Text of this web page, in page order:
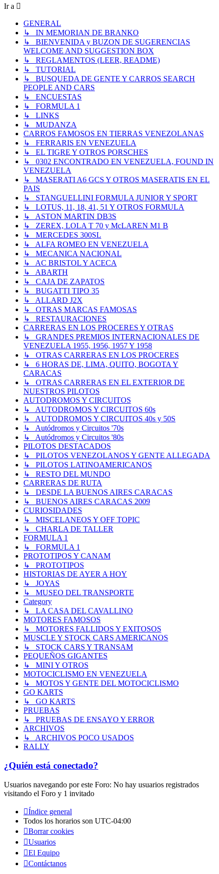
Ir a
GENERAL
↳ IN MEMORIAN DE BRANKO
↳ BIENVENIDA y BUZON DE SUGERENCIAS
WELCOME AND SUGGESTION BOX
↳ REGLAMENTOS (LEER, README)
↳ TUTORIAL
↳ BUSQUEDA DE GENTE Y CARROS SEARCH
PEOPLE AND CARS
↳ ENCUESTAS
↳ FORMULA 1
↳ LINKS
↳ MUDANZA
CARROS FAMOSOS EN TIERRAS VENEZOLANAS
↳ FERRARIS EN VENEZUELA
↳ EL TIGRE Y OTROS PORSCHES
↳ 0302 ENCONTRADO EN VENEZUELA, FOUND IN
VENEZUELA
↳ MASERATI A6 GCS Y OTROS MASERATIS EN EL
PAIS
↳ STANGUELLINI FORMULA JUNIOR Y SPORT
↳ LOTUS, 11, 18, 41, 51 Y OTROS FORMULA
↳ ASTON MARTIN DB3S
↳ ZEREX, LOLA T 70 y McLAREN M1 B
↳ MERCEDES 300SL
↳ ALFA ROMEO EN VENEZUELA
↳ MECANICA NACIONAL
↳ AC BRISTOL Y ACECA
↳ ABARTH
↳ CAJA DE ZAPATOS
↳ BUGATTI TIPO 35
↳ ALLARD J2X
↳ OTRAS MARCAS FAMOSAS
↳ RESTAURACIONES
CARRERAS EN LOS PROCERES Y OTRAS
↳ GRANDES PREMIOS INTERNACIONALES DE
VENEZUELA 1955, 1956, 1957 Y 1958
↳ OTRAS CARRERAS EN LOS PROCERES
↳ 6 HORAS DE, LIMA, QUITO, BOGOTA Y
CARACAS
↳ OTRAS CARRERAS EN EL EXTERIOR DE
NUESTROS PILOTOS
AUTODROMOS Y CIRCUITOS
↳ AUTODROMOS Y CIRCUITOS 60s
↳ AUTODROMOS Y CIRCUITOS 40s y 50S
↳ Autódromos y Circuitos '70s
↳ Autódromos y Circuitos '80s
PILOTOS DESTACADOS
↳ PILOTOS VENEZOLANOS Y GENTE ALLEGADA
↳ PILOTOS LATINOAMERICANOS
↳ RESTO DEL MUNDO
CARRERAS DE RUTA
↳ DESDE LA BUENOS AIRES CARACAS
↳ BUENOS AIRES CARACAS 2009
CURIOSIDADES
↳ MISCELANEOS Y OFF TOPIC
↳ CHARLA DE TALLER
FORMULA 1
↳ FORMULA 1
PROTOTIPOS Y CANAM
↳ PROTOTIPOS
HISTORIAS DE AYER A HOY
↳ JOYAS
↳ MUSEO DEL TRANSPORTE
Category
↳ LA CASA DEL CAVALLINO
MOTORES FAMOSOS
↳ MOTORES FALLIDOS Y EXITOSOS
MUSCLE Y STOCK CARS AMERICANOS
↳ STOCK CARS Y TRANSAM
PEQUEÑOS GIGANTES
↳ MINI Y OTROS
MOTOCICLISMO EN VENEZUELA
↳ MOTOS Y GENTE DEL MOTOCICLISMO
GO KARTS
↳ GO KARTS
PRUEBAS
↳ PRUEBAS DE ENSAYO Y ERROR
ARCHIVOS
↳ ARCHIVOS POCO USADOS
RALLY
¿Quién está conectado?
Usuarios navegando por este Foro: No hay usuarios registrados
visitando el Foro y 1 invitado
Índice general
Todos los horarios son UTC-04:00
Borrar cookies
Usuarios
El Equipo
Contáctanos